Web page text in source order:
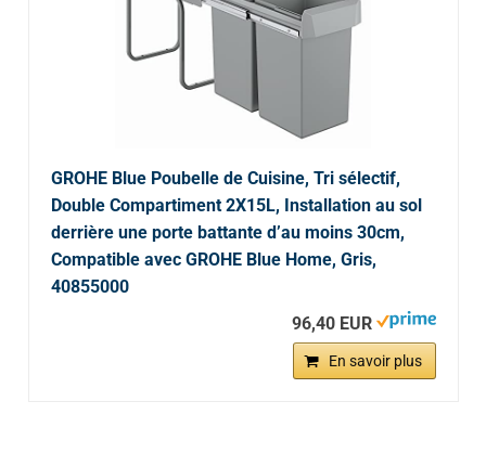
GROHE Blue Poubelle de Cuisine, Tri sélectif,
Double Compartiment 2X15L, Installation au sol
derrière une porte battante d’au moins 30cm,
Compatible avec GROHE Blue Home, Gris,
40855000
96,40 EUR
En savoir plus